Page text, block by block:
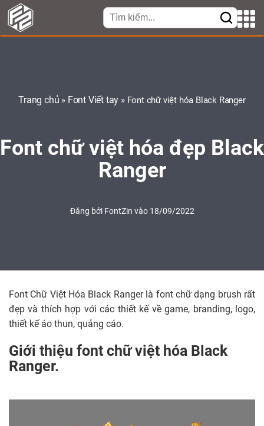
Trang chủ » Font Viết tay » Font chữ việt hóa Black Ranger
Font chữ việt hóa đẹp Black
Ranger
Đăng bởi FontZin vào 18/09/2022
Font Chữ Việt Hóa Black Ranger là font chữ dạng brush rất
đẹp và thích hợp với các thiết kế về game, branding, logo,
thiết kế áo thun, quảng cáo.
Giới thiệu font chữ việt hóa Black
Ranger.